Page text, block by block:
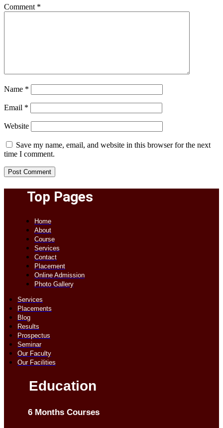
Comment *
Name *
Email *
Website
Save my name, email, and website in this browser for the next
time I comment.
Top Pages
Home
About
Course
Services
Contact
Placement
Online Admission
Photo Gallery
Services
Placements
Blog
Results
Prospectus
Seminar
Our Faculty
Our Facilities
Education
6 Months Courses